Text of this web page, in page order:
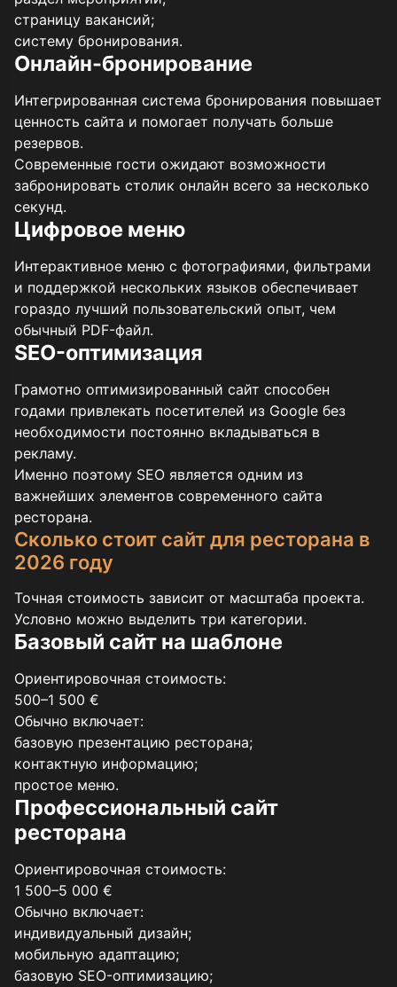
страницу вакансий;
систему бронирования.
Онлайн-бронирование
Интегрированная система бронирования повышает
ценность сайта и помогает получать больше
резервов.
Современные гости ожидают возможности
забронировать столик онлайн всего за несколько
секунд.
Цифровое меню
Интерактивное меню с фотографиями, фильтрами
и поддержкой нескольких языков обеспечивает
гораздо лучший пользовательский опыт, чем
обычный PDF-файл.
SEO-оптимизация
Грамотно оптимизированный сайт способен
годами привлекать посетителей из Google без
необходимости постоянно вкладываться в
рекламу.
Именно поэтому SEO является одним из
важнейших элементов современного сайта
ресторана.
Сколько стоит сайт для ресторана в
2026 году
Точная стоимость зависит от масштаба проекта.
Условно можно выделить три категории.
Базовый сайт на шаблоне
Ориентировочная стоимость:
500–1 500 €
Обычно включает:
базовую презентацию ресторана;
контактную информацию;
простое меню.
Профессиональный сайт
ресторана
Ориентировочная стоимость:
1 500–5 000 €
Обычно включает:
индивидуальный дизайн;
мобильную адаптацию;
базовую SEO-оптимизацию;